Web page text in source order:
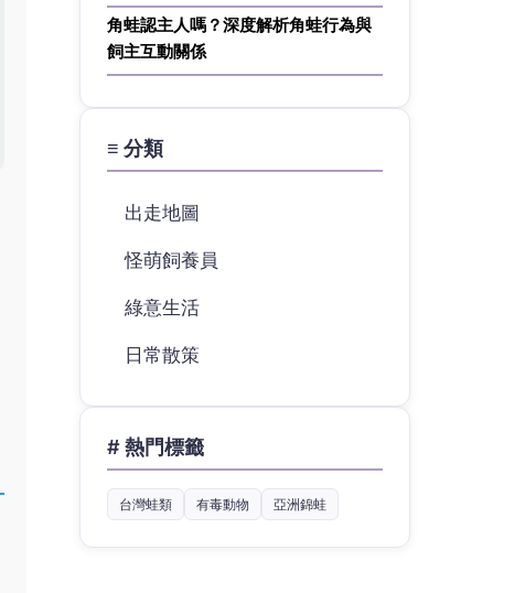
角蛙認主人嗎？深度解析角蛙行為與
飼主互動關係
≡ 分類
出走地圖
怪萌飼養員
綠意生活
日常散策
# 熱門標籤
台灣蛙類 有毒動物 亞洲錦蛙